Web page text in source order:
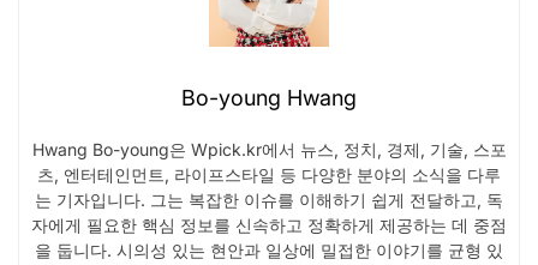
Bo-young Hwang
Hwang Bo-young은 Wpick.kr에서 뉴스, 정치, 경제, 기술, 스포
츠, 엔터테인먼트, 라이프스타일 등 다양한 분야의 소식을 다루
는 기자입니다. 그는 복잡한 이슈를 이해하기 쉽게 전달하고, 독
자에게 필요한 핵심 정보를 신속하고 정확하게 제공하는 데 중점
을 둡니다. 시의성 있는 현안과 일상에 밀접한 이야기를 균형 있